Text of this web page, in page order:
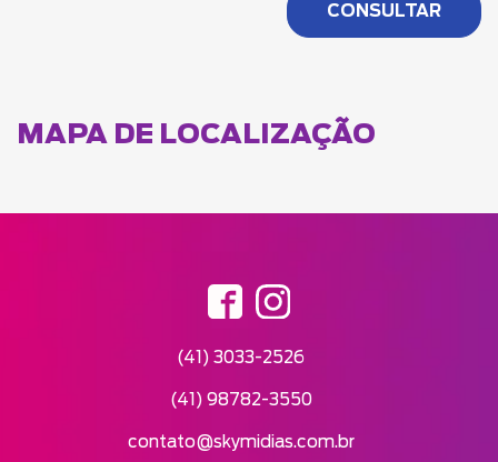
MAPA DE LOCALIZAÇÃO
(41) 3033-2526
(41) 98782-3550
contato@skymidias.com.br